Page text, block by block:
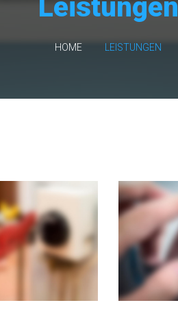
Leistungen
HOME LEISTUNGEN